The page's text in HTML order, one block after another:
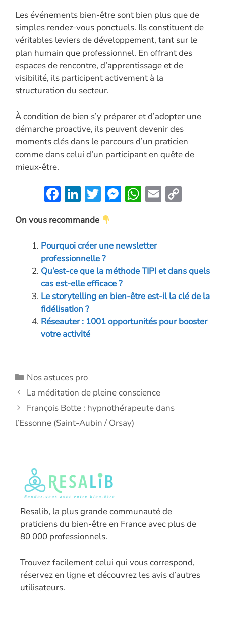
Les événements bien-être sont bien plus que de
simples rendez-vous ponctuels. Ils constituent de
véritables leviers de développement, tant sur le
plan humain que professionnel. En offrant des
espaces de rencontre, d’apprentissage et de
visibilité, ils participent activement à la
structuration du secteur.
À condition de bien s’y préparer et d’adopter une
démarche proactive, ils peuvent devenir des
moments clés dans le parcours d’un praticien
comme dans celui d’un participant en quête de
mieux-être.
F
e
b
o
o
k
Li
k
e
dI
n
T
w
itt
er
M
n
er
W
s
p
p
E
n
k
On vous recommande
Pourquoi créer une newsletter
professionnelle ?
Qu’est-ce que la méthode TIPI et dans quels
cas est-elle efficace ?
Le storytelling en bien-être est-il la clé de la
fidélisation ?
Réseauter : 1001 opportunités pour booster
votre activité
Catégories
Nos astuces pro
La méditation de pleine conscience
François Botte : hypnothérapeute dans
l’Essonne (Saint-Aubin / Orsay)
Resalib, la plus grande communauté de
praticiens du bien-être en France avec plus de
80 000 professionnels.
Trouvez facilement celui qui vous correspond,
réservez en ligne et découvrez les avis d’autres
utilisateurs.